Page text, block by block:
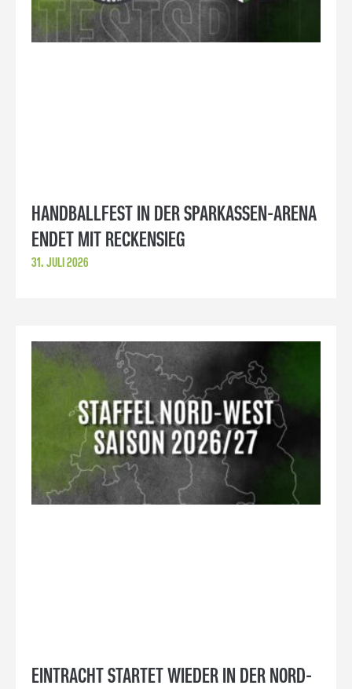
HANDBALLFEST IN DER SPARKASSEN-ARENA
ENDET MIT RECKENSIEG
31. JULI 2026
EINTRACHT STARTET WIEDER IN DER NORD-